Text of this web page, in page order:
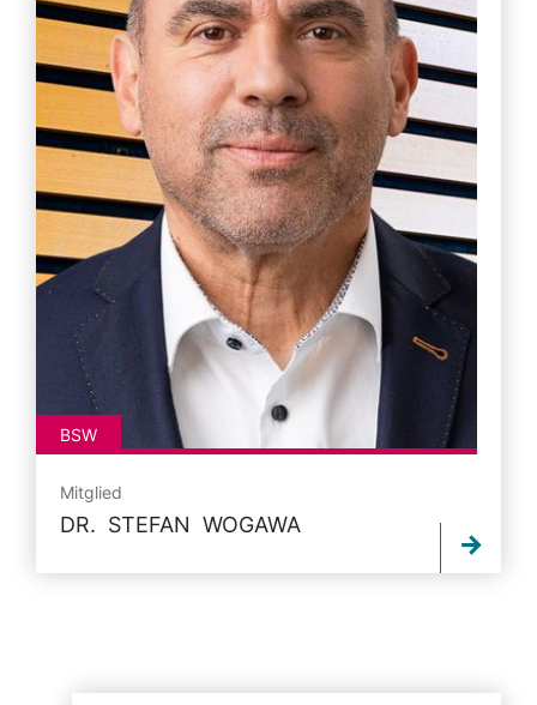
BSW
Mitglied
DR. STEFAN WOGAWA